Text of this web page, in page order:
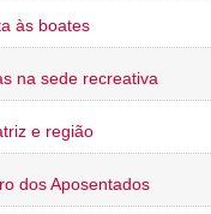
às boates
na sede recreativa
e região
dos Aposentados